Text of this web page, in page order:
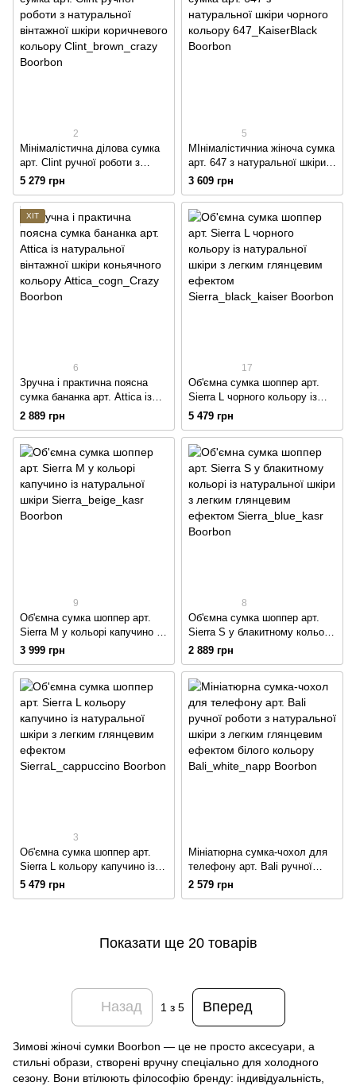
2
Мінімалістична ділова сумка
арт. Clint ручної роботи з
натуральної вінтажної шкіри
5 279 грн
5
МІнімалістичниа жіноча сумка
арт. 647 з натуральної шкіри
чорного кольору
3 609 грн
ХІТ
6
Зручна і практична поясна
сумка бананка арт. Attica із
натуральної вінтажної шкіри
коньячного кольору
2 889 грн
17
Об'ємна сумка шоппер арт.
Sierra L чорного кольору із
натуральної шкіри з легким
глянцевим ефектом
5 479 грн
9
Об'ємна сумка шоппер арт.
Sierra M у кольорі капучино із
натуральної шкіри
3 999 грн
8
Об'ємна сумка шоппер арт.
Sierra S у блакитному кольорі
із натуральної шкіри з легким
глянцевим ефектом
2 889 грн
3
Об'ємна сумка шоппер арт.
Sierra L кольору капучино із
натуральної шкіри з легким
глянцевим ефектом
5 479 грн
Мініатюрна сумка-чохол для
телефону арт. Bali ручної
роботи з натуральної шкіри з
легким глянцевим ефектом
2 579 грн
Показати ще 20 товарів
Назад 1 з 5 Вперед
Зимові жіночі сумки Boorbon — це не просто аксесуари, а
стильні образи, створені вручну спеціально для холодного
сезону. Вони втілюють філософію бренду: індивідуальність,